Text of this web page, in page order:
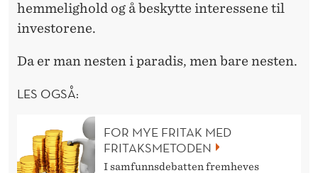
hemmelighold og å beskytte interessene til
investorene.
Da er man nesten i paradis, men bare nesten.
LES OGSÅ:
FOR MYE FRITAK MED
FRITAKSMETODEN
I samfunnsdebatten fremheves